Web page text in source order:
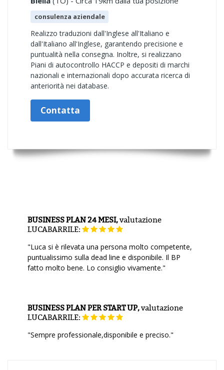
consulenza aziendale
Realizzo traduzioni dall'Inglese all'Italiano e
dall'Italiano all'Inglese, garantendo precisione e
puntualità nella consegna. Inoltre, si realizzano
Piani di autocontrollo HACCP e depositi di marchi
nazionali e internazionali dopo accurata ricerca di
anteriorità nei database.
Contatta
BUSINESS PLAN 24 MESI,valutazione
LUCABARRILE:
"Luca si è rilevata una persona molto competente,
puntualissimo sulla dead line e disponibile. Il BP
fatto molto bene. Lo consiglio vivamente."
BUSINESS PLAN PER START UP,valutazione
LUCABARRILE:
"Sempre professionale,disponibile e preciso."